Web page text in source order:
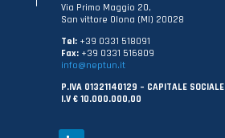
Via Primo Maggio 20,
San vittore Olona (MI) 20028
Tel: +39 0331 518091
Fax: +39 0331 516809
info@neptun.it
P.IVA 01321140129 – CAPITALE SOCIALE
I.V € 10.000.000,00